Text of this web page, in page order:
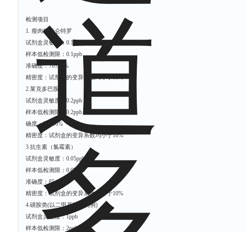
检测项目
1. 瘦肉精克仑特罗
试剂盒灵敏度：0.1ppb
样本低检测限：0.1ppb
准确度：70±10%
精密度：试剂盒的变异系数均小于10%
2.莱克多巴胺
试剂盒灵敏度：0.2ppb
样本低检测限：0.2ppb
确度：92±10%
精密度：试剂盒的变异系数均小于10%
3.抗生素（氯霉素）
试剂盒灵敏度：0.05ppb
样本低检测限：0.05ppb
准确度：85±10%
精密度：试剂盒的变异系数均小于10%
4.磺胺类(以二甲基嘧啶为例)
试剂盒灵敏度：1ppb
样本低检测限：2ppb